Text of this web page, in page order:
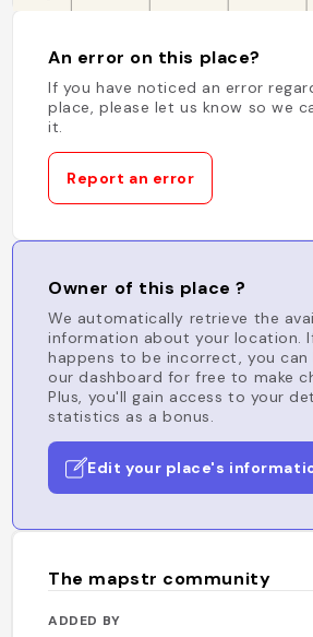
An error on this place?
If you have noticed an error
place, please let us know so we
it.
Report an error
Owner of this place ?
We automatically retrieve the
information about your location.
happens to be incorrect, you can
our dashboard for free to make
Plus, you'll gain access to your
statistics as a bonus.
Edit your place's
The mapstr community
ADDED BY